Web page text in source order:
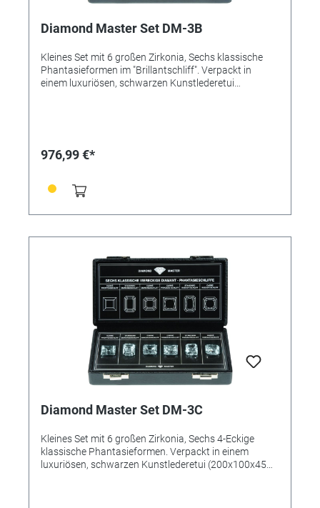
Diamond Master Set DM-3B
Kleines Set mit 6 großen Zirkonia, Sechs klassische
Phantasieformen im "Brillantschliff". Verpackt in
einem luxuriösen, schwarzen Kunstlederetui
976,99 €*
Diamond Master Set DM-3C
Kleines Set mit 6 großen Zirkonia, Sechs 4-Eckige
klassische Phantasieformen. Verpackt in einem
luxuriösen, schwarzen Kunstlederetui (200x100x45